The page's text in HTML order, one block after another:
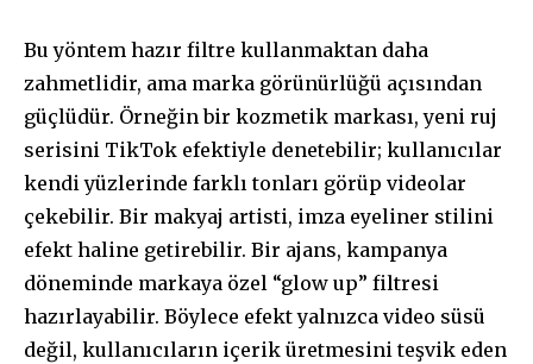
Bu yöntem hazır filtre kullanmaktan daha
zahmetlidir, ama marka görünürlüğü açısından
güçlüdür. Örneğin bir kozmetik markası, yeni ruj
serisini TikTok efektiyle denetebilir; kullanıcılar
kendi yüzlerinde farklı tonları görüp videolar
çekebilir. Bir makyaj artisti, imza eyeliner stilini
efekt haline getirebilir. Bir ajans, kampanya
döneminde markaya özel “glow up” filtresi
hazırlayabilir. Böylece efekt yalnızca video süsü
değil, kullanıcıların içerik üretmesini teşvik eden